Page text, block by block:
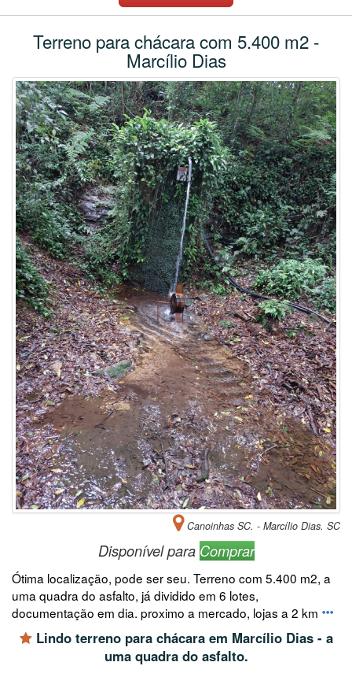
Terreno para chácara com 5.400 m2 -
Marcílio Dias
Canoinhas SC. - Marcílio Dias. SC
Disponível para Comprar
Ótima localização, pode ser seu. Terreno com 5.400 m2, a
uma quadra do asfalto, já dividido em 6 lotes,
documentação em dia. proximo a mercado, lojas a 2 km
Lindo terreno para chácara em Marcílio Dias - a
uma quadra do asfalto.